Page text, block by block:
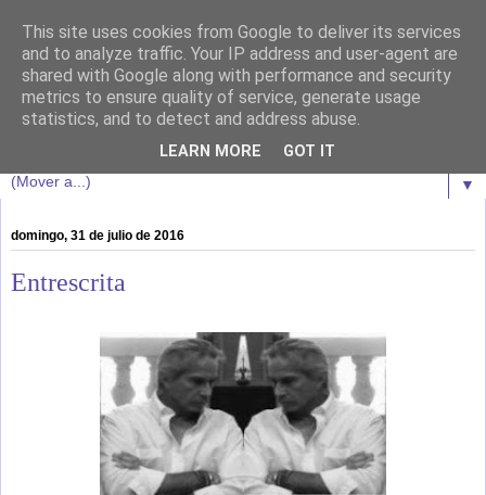
Oscar da Cunha
Bienvenidos a esta marea literaria de sensaciones y riesgo.
Que cada uno asuma las consecuencias.
▼
domingo, 31 de julio de 2016
Entrescrita
This site uses cookies from Google to deliver its services
and to analyze traffic. Your IP address and user-agent are
shared with Google along with performance and security
metrics to ensure quality of service, generate usage
statistics, and to detect and address abuse.
LEARN MORE GOT IT